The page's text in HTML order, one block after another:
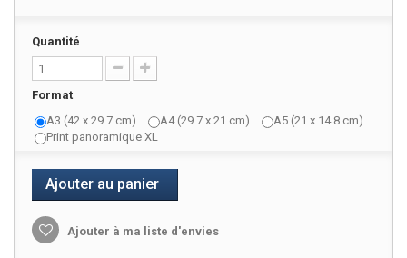
Quantité
Format
A3 (42 x 29.7 cm)
A4 (29.7 x 21 cm)
A5 (21 x 14.8 cm)
Print panoramique XL
Ajouter au panier
Ajouter à ma liste d'envies